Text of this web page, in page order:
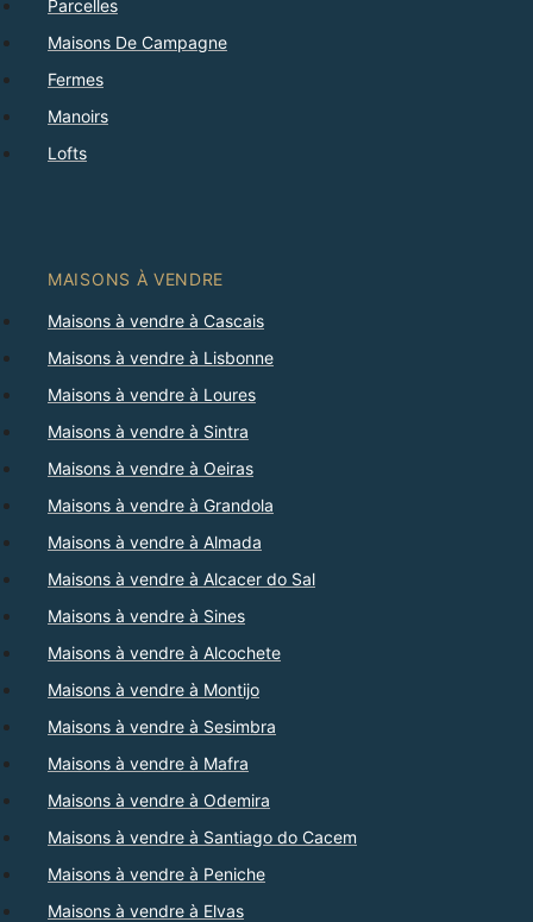
Parcelles
Maisons De Campagne
Fermes
Manoirs
Lofts
MAISONS À VENDRE
Maisons à vendre à Cascais
Maisons à vendre à Lisbonne
Maisons à vendre à Loures
Maisons à vendre à Sintra
Maisons à vendre à Oeiras
Maisons à vendre à Grandola
Maisons à vendre à Almada
Maisons à vendre à Alcacer do Sal
Maisons à vendre à Sines
Maisons à vendre à Alcochete
Maisons à vendre à Montijo
Maisons à vendre à Sesimbra
Maisons à vendre à Mafra
Maisons à vendre à Odemira
Maisons à vendre à Santiago do Cacem
Maisons à vendre à Peniche
Maisons à vendre à Elvas